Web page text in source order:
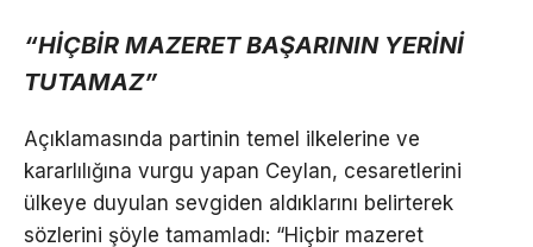
“HİÇBİR MAZERET BAŞARININ YERİNİ
TUTAMAZ”
Açıklamasında partinin temel ilkelerine ve
kararlılığına vurgu yapan Ceylan, cesaretlerini
ülkeye duyulan sevgiden aldıklarını belirterek
sözlerini şöyle tamamladı: “Hiçbir mazeret